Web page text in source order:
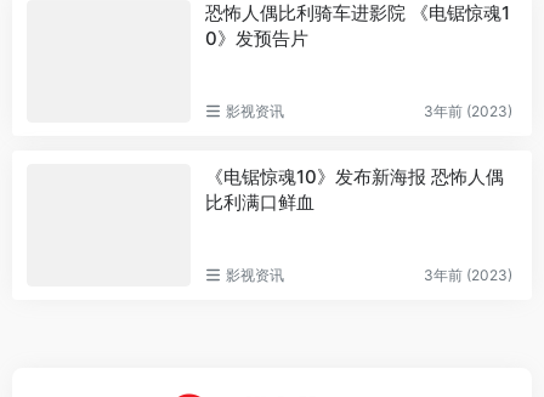
恐怖人偶比利骑车进影院 《电锯惊魂1
0》发预告片
影视资讯 3年前 (2023)
《电锯惊魂10》发布新海报 恐怖人偶
比利满口鲜血
影视资讯 3年前 (2023)